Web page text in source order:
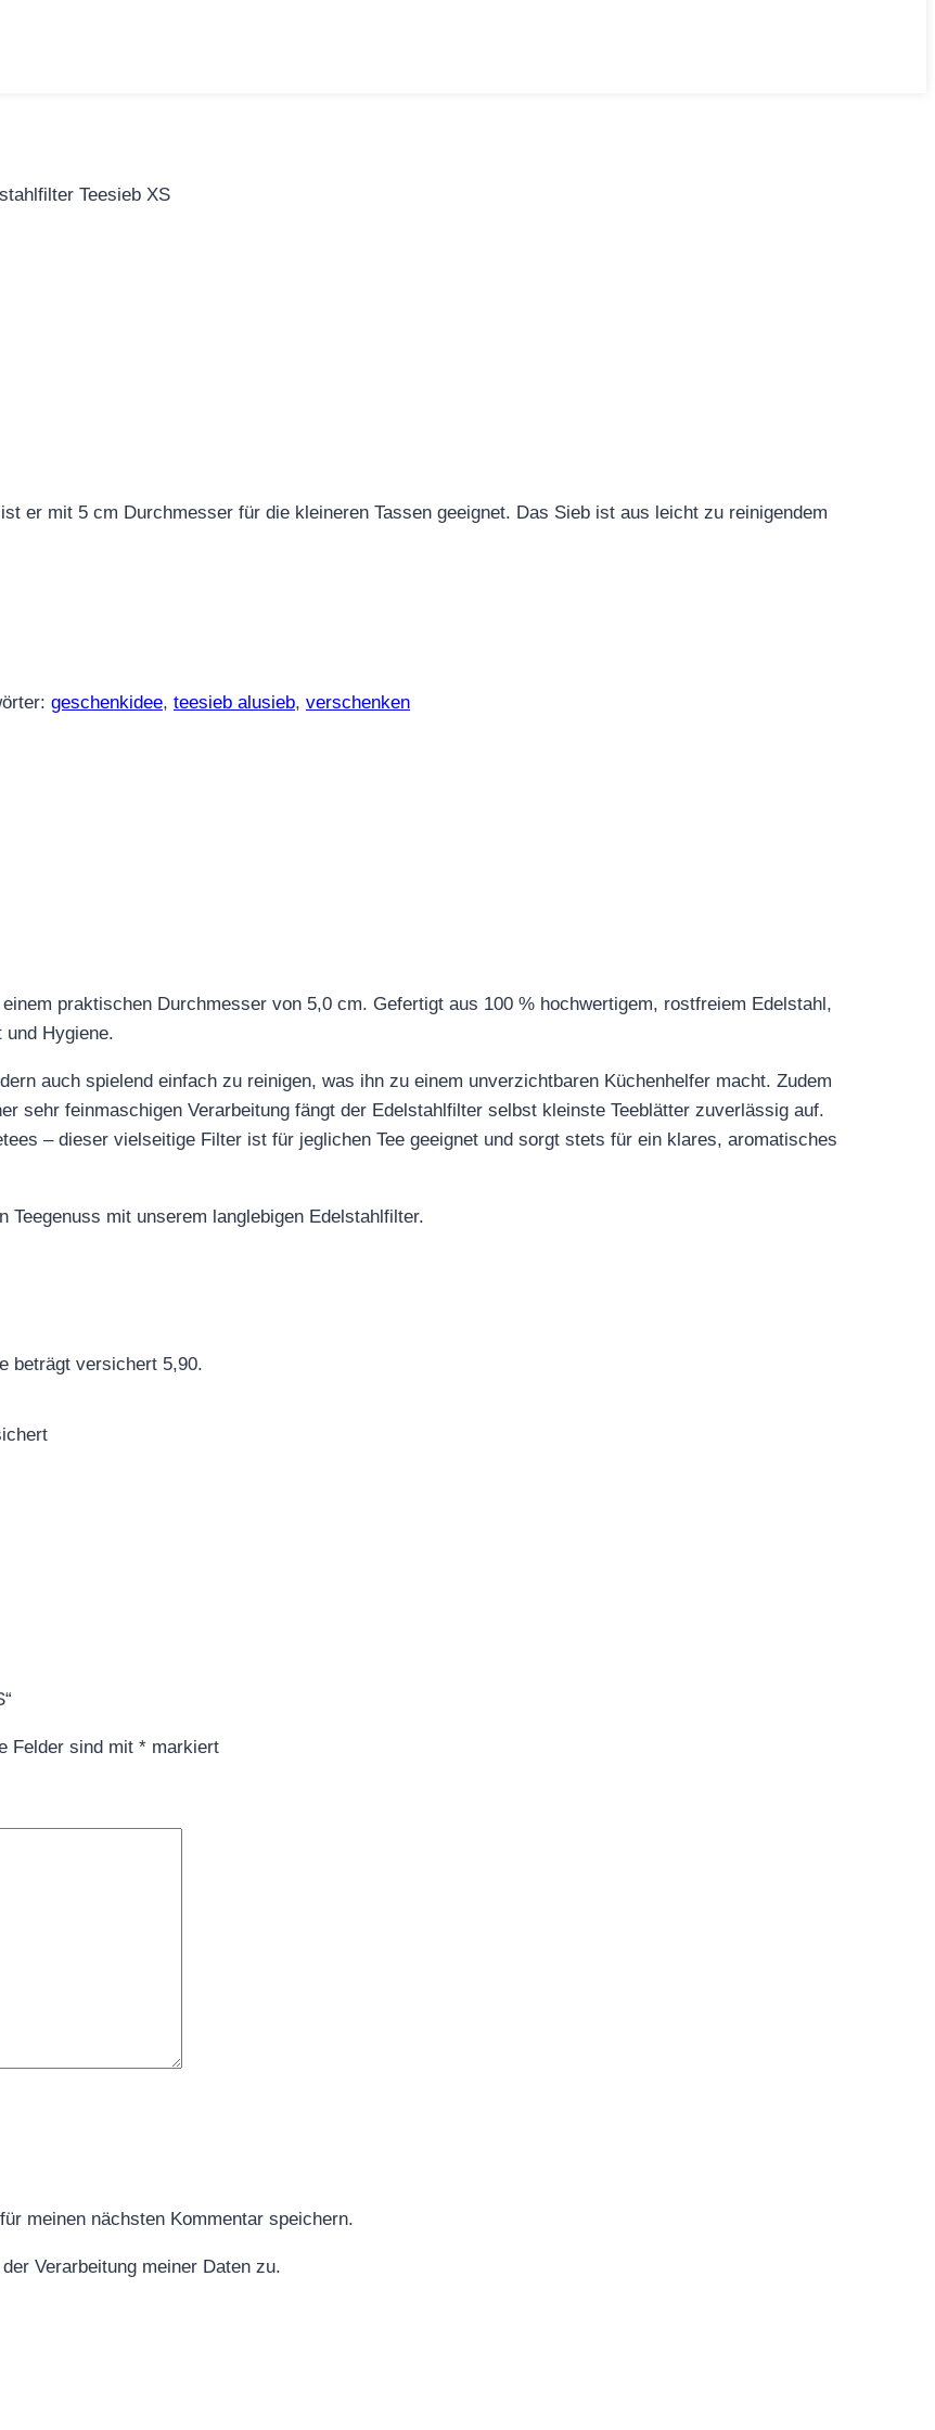
Teesieb XS
er mit 5 cm Durchmesser für die kleineren Tassen geeignet. Das Sieb ist aus leicht zu reinigendem
geschenkidee, teesieb alusieb, verschenken
praktischen Durchmesser von 5,0 cm. Gefertigt aus 100 % hochwertigem, rostfreiem Edelstahl,
und Hygiene.
auch spielend einfach zu reinigen, was ihn zu einem unverzichtbaren Küchenhelfer macht. Zudem
sehr feinmaschigen Verarbeitung fängt der Edelstahlfilter selbst kleinste Teeblätter zuverlässig auf.
– dieser vielseitige Filter ist für jeglichen Tee geeignet und sorgt stets für ein klares, aromatisches
Teegenuss mit unserem langlebigen Edelstahlfilter.
beträgt versichert 5,90.
Felder sind mit * markiert
meinen nächsten Kommentar speichern.
Verarbeitung meiner Daten zu.